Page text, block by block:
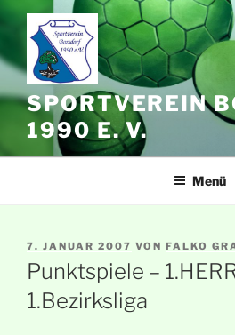
Zum
Inhalt
springen
SPORTVEREIN
1990 E. V.
Menü
VERÖFFENTLICHT
AM
7. JANUAR 2007 VON FALKO
Punktspiele –
1.Bezirksliga